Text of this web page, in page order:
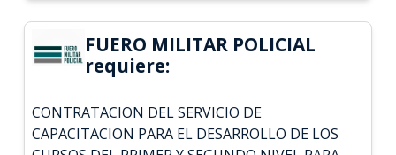
FUERO MILITAR POLICIAL
requiere:
CONTRATACION DEL SERVICIO DE
CAPACITACION PARA EL DESARROLLO DE LOS